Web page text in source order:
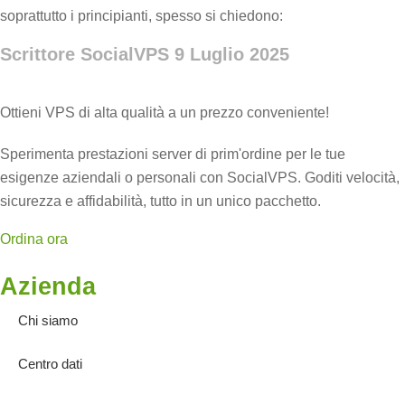
soprattutto i principianti, spesso si chiedono:
Scrittore SocialVPS 9 Luglio 2025
Ottieni VPS di alta qualità a un prezzo conveniente!
Sperimenta prestazioni server di prim'ordine per le tue
esigenze aziendali o personali con SocialVPS. Goditi velocità,
sicurezza e affidabilità, tutto in un unico pacchetto.
Ordina ora
Azienda
Chi siamo
Centro dati